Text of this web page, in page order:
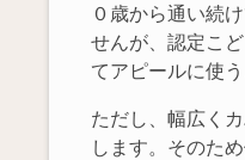
０歳から通い続
せんが、認定こ
てアピールに使
ただし、幅広く
します。そのた